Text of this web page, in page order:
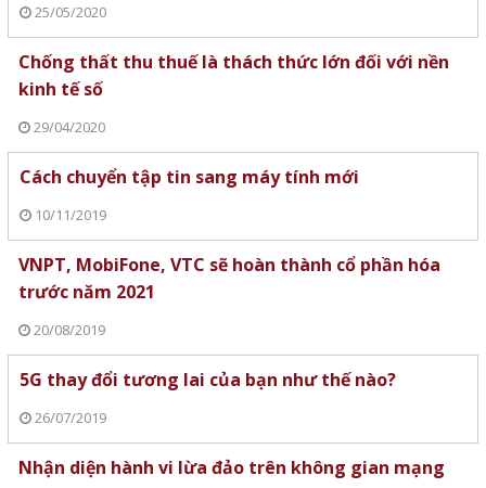
25/05/2020
Chống thất thu thuế là thách thức lớn đối với nền
kinh tế số
29/04/2020
Cách chuyển tập tin sang máy tính mới
10/11/2019
VNPT, MobiFone, VTC sẽ hoàn thành cổ phần hóa
trước năm 2021
20/08/2019
5G thay đổi tương lai của bạn như thế nào?
26/07/2019
Nhận diện hành vi lừa đảo trên không gian mạng